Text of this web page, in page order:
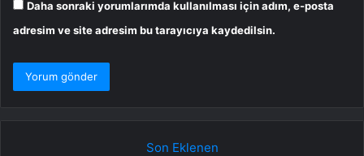
Daha sonraki yorumlarımda kullanılması için adım, e-posta
adresim ve site adresim bu tarayıcıya kaydedilsin.
Son Eklenen